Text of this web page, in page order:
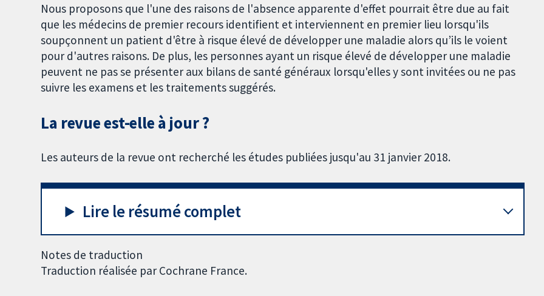
Nous proposons que l'une des raisons de l'absence apparente d'effet pourrait être due au fait
que les médecins de premier recours identifient et interviennent en premier lieu lorsqu'ils
soupçonnent un patient d'être à risque élevé de développer une maladie alors qu’ils le voient
pour d'autres raisons. De plus, les personnes ayant un risque élevé de développer une maladie
peuvent ne pas se présenter aux bilans de santé généraux lorsqu'elles y sont invitées ou ne pas
suivre les examens et les traitements suggérés.
La revue est-elle à jour ?
Les auteurs de la revue ont recherché les études publiées jusqu'au 31 janvier 2018.
Lire le résumé complet
Notes de traduction
Traduction réalisée par Cochrane France.